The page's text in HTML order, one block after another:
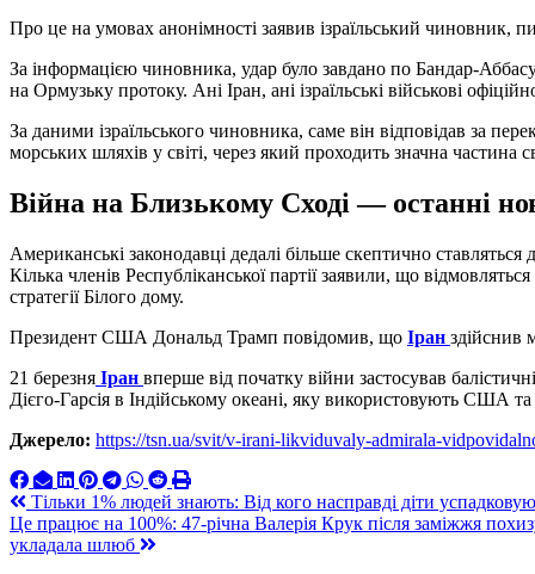
Про це на умовах анонімності заявив ізраїльський чиновник,
За інформацією чиновника, удар було завдано по Бандар-
на Ормузьку протоку. Ані Іран, ані ізраїльські військові
За даними ізраїльського чиновника, саме він відповідав за
морських шляхів у світі, через який проходить значна частина
Війна на Близькому Сході — останні
Американські законодавці дедалі більше скептично ставляться
Кілька членів Республіканської партії заявили, що
стратегії Білого дому.
Президент США Дональд Трамп повідомив, що Іран здійснив
21 березня Іран вперше від початку війни застосував
Дієго-Гарсія в Індійському океані, яку використовують США
Джерело: https://tsn.ua/svit/v-irani-likviduvaly-admirala-
Навигация
по
Тільки 1% людей знають: Від кого насправді діти
Це працює на 100%: 47-річна Валерія Крук після заміжжя
укладала шлюб